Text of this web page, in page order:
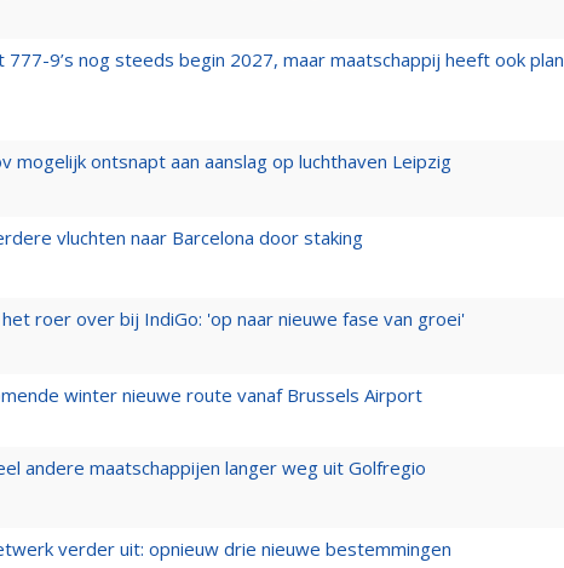
777-9’s nog steeds begin 2027, maar maatschappij heeft ook plan
mogelijk ontsnapt aan aanslag op luchthaven Leipzig
vluchten naar Barcelona door staking
roer over bij IndiGo: 'op naar nieuwe fase van groei'
winter nieuwe route vanaf Brussels Airport
andere maatschappijen langer weg uit Golfregio
verder uit: opnieuw drie nieuwe bestemmingen